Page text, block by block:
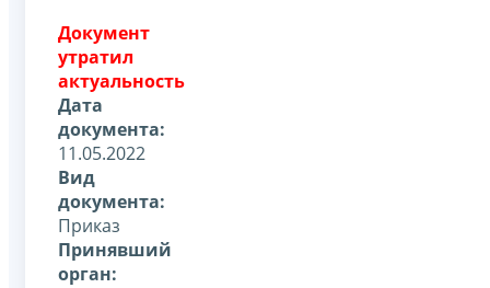
Документ
утратил
актуальность
Дата
документа:
11.05.2022
Вид
документа:
Приказ
Принявший
орган: